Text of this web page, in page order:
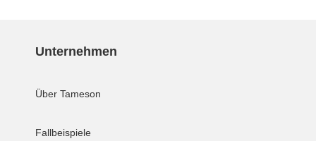
Unternehmen
Über Tameson
Fallbeispiele